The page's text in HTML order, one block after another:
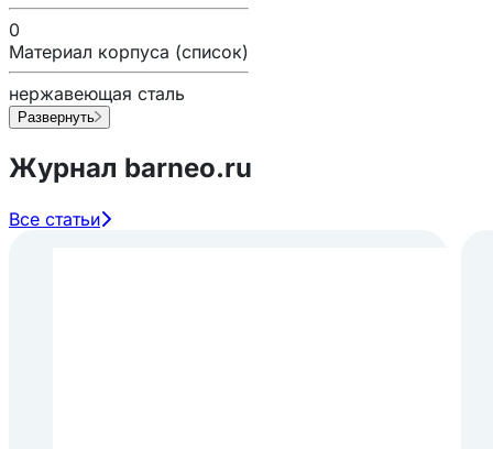
0
Материал корпуса (список)
нержавеющая сталь
Развернуть
Журнал barneo.ru
Все статьи